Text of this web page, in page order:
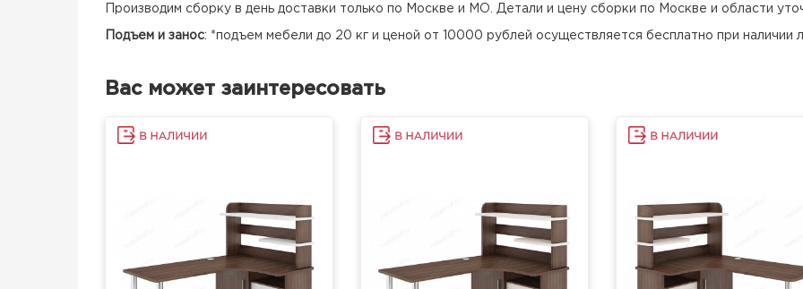
Производим сборку в день доставки только по Москве и МО. Детали и цену сборки по Москве и области
Подъем и занос: *подъем мебели до 20 кг и ценой от 10000 рублей осуществляется бесплатно при наличии
Вас может заинтересовать